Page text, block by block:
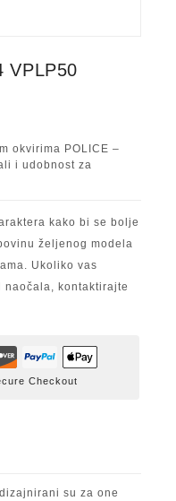
VPLP50
okvirima POLICE –
i udobnost za
kako bi se bolje
željenog modela
Ukoliko vas
kontaktirajte
Checkout
su za one